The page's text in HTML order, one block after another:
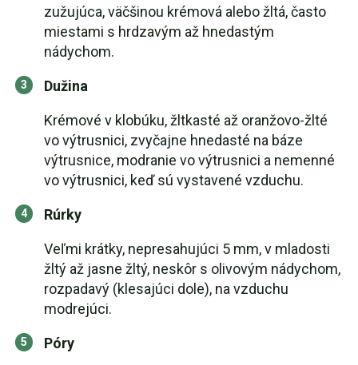
zužujúca, väčšinou krémová alebo žltá, často
miestami s hrdzavým až hnedastým
nádychom.
Dužina
Krémové v klobúku, žltkasté až oranžovo-žlté
vo výtrusnici, zvyčajne hnedasté na báze
výtrusnice, modranie vo výtrusnici a nemenné
vo výtrusnici, keď sú vystavené vzduchu.
Rúrky
Veľmi krátky, nepresahujúci 5 mm, v mladosti
žltý až jasne žltý, neskôr s olivovým nádychom,
rozpadavý (klesajúci dole), na vzduchu
modrejúci.
Póry